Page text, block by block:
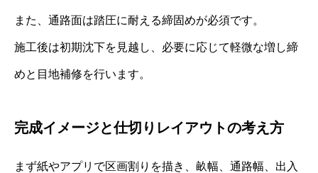
また、通路面は踏圧に耐える締固めが必須です。
施工後は初期沈下を見越し、必要に応じて軽微な増し締
めと目地補修を行います。
完成イメージと仕切りレイアウトの考え方
まず紙やアプリで区画割りを描き、畝幅、通路幅、出入